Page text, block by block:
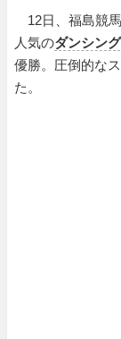
12日、福島競
人気のダンシン
優勝。圧倒的な
た。